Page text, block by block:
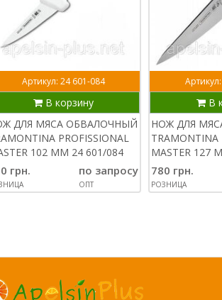
Артикул: 24 601-084
В корзину
ДЛЯ МЯСА ОБВАЛОЧНЫЙ
PROFISSIONAL
102 ММ 24 601/084
грн. по запросу
ОПТ
В
НОЖ ДЛЯ
TRAMONTINA
MASTER 127
780 грн.
РОЗНИЦА